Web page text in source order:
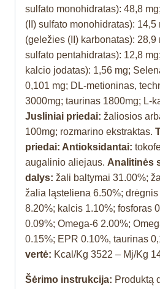
sulfato monohidratas): 48,8
(II) sulfato monohidratas): 14,5
(geležies (II) karbonatas): 28,9
sulfato pentahidratas): 12,8
kalcio jodatas): 1,56 mg;
0,101 mg; DL-metioninas,
3000mg; taurinas 1800mg; L-
Jusliniai priedai: žaliosios
100mg; rozmarino ekstraktas.
priedai: Antioksidantai:
augalinio aliejaus. Analitinės
dalys: žali baltymai 31.00%;
žalia ląsteliena 6.50%;
8.20%; kalcis 1.10%; fosforas
0.09%; Omega-6 2.00%;
0.15%; EPR 0.10%, taurinas
vertė: Kcal/Kg 3522 – Mj/Kg
Šėrimo instrukcija: Produktą